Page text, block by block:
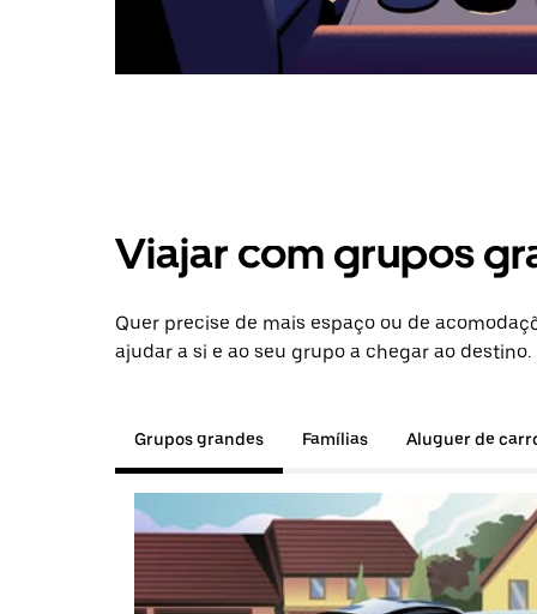
Viajar com grupos
Quer precise de mais espaço ou de
ajudar a si e ao seu grupo a chegar ao destino.
Grupos grandes Famílias Aluguer de